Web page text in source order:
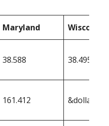
Maryland Wisconsin
38.588 38.495
161.412